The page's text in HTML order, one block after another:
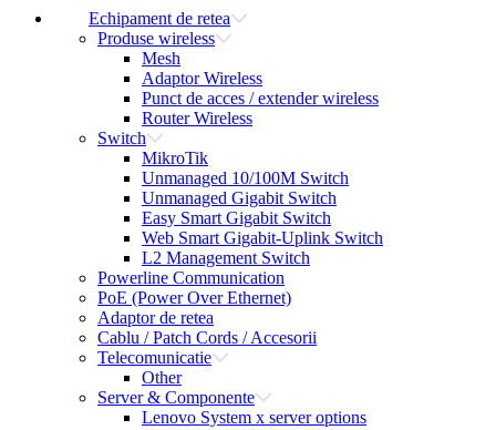
Echipament de retea
Produse wireless
Mesh
Adaptor Wireless
Punct de acces / extender wireless
Router Wireless
Switch
MikroTik
Unmanaged 10/100M Switch
Unmanaged Gigabit Switch
Easy Smart Gigabit Switch
Web Smart Gigabit-Uplink Switch
L2 Management Switch
Powerline Communication
PoE (Power Over Ethernet)
Adaptor de retea
Cablu / Patch Cords / Accesorii
Telecomunicatie
Other
Server & Componente
Lenovo System x server options